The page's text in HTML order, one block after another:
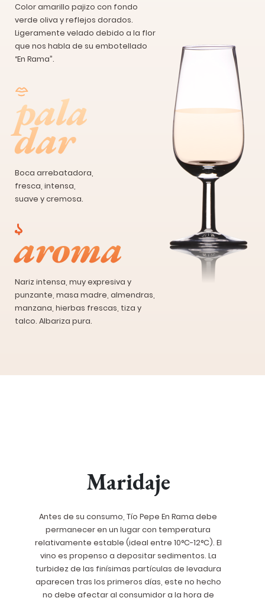
Color amarillo pajizo con fondo
verde oliva y reflejos dorados.
Ligeramente velado debido a la flor
que nos habla de su embotellado
“En Rama”.
pala
dar
Boca arrebatadora,
fresca, intensa,
suave y cremosa.
aroma
Nariz intensa, muy expresiva y
punzante, masa madre, almendras,
manzana, hierbas frescas, tiza y
talco. Albariza pura.
Maridaje
Antes de su consumo, Tío Pepe En Rama debe
permanecer en un lugar con temperatura
relativamente estable (ideal entre 10°C-12°C). El
vino es propenso a depositar sedimentos. La
turbidez de las finísimas partículas de levadura
aparecen tras los primeros días, este no hecho
no debe afectar al consumidor a la hora de